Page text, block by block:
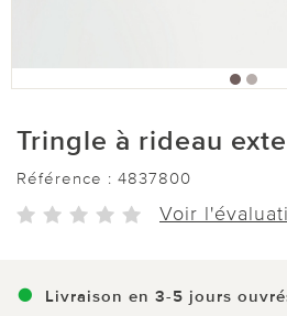
Tringle à rideau
Référence : 4837800
Voir
Livraison en 3-5 jours